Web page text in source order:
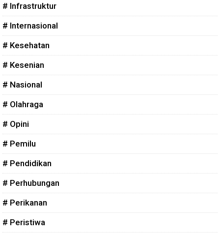
# Infrastruktur
# Internasional
# Kesehatan
# Kesenian
# Nasional
# Olahraga
# Opini
# Pemilu
# Pendidikan
# Perhubungan
# Perikanan
# Peristiwa